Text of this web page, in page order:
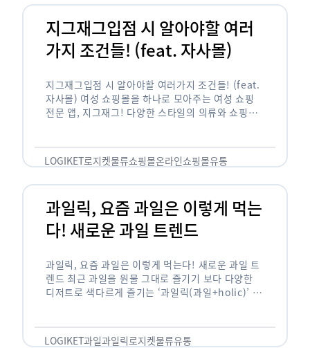
지그재그입점 시 알아야할 여러
가지 조건들! (feat. 자사몰)
지그재그입점 시 알아야할 여러가지 조건들! (feat.
자사몰) 여성 쇼핑몰을 하나로 모아주는 여성 쇼핑
전문 앱, 지그재그! 다양한 스타일의 의류와 쇼핑몰
LOGIKET로지켓물류쇼핑몰온라인쇼핑몰유통
과일릭, 요즘 과일은 이렇게 먹는
다! 새로운 과일 트렌드
과일릭, 요즘 과일은 이렇게 먹는다! 새로운 과일 트
렌드 최근 과일을 원물 그대로 즐기기 보다 다양한
디저트로 색다르게 즐기는 ‘과일릭(과일+holic)’ 트
…
LOGIKET과일과일릭로지켓물류유통